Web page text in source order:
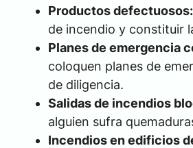
Productos defectuosos:
de incendio y constituir
Planes de emergencia
coloquen planes de
de diligencia.
Salidas de incendios
alguien sufra
Incendios en edificios